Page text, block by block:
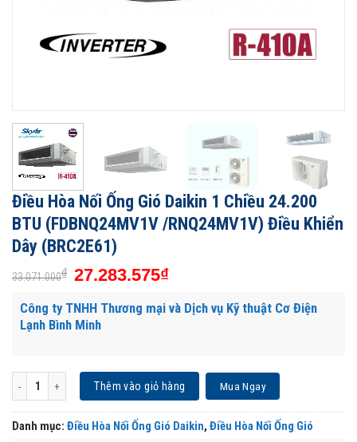
Điều Hòa Nối Ống Gió Daikin 1 Chiều 24.200
BTU (FDBNQ24MV1V /RNQ24MV1V) Điều Khiển
Dây (BRC2E61)
33.071.000₫ 27.283.575₫
Công ty TNHH Thương mại và Dịch vụ Kỹ thuật Cơ Điện
Lạnh Bình Minh
Điều Hòa Nối Ống Gió Daikin 1 Chiều 24.200 BTU (FDBNQ24MV1V /RNQ24MV1V)
Thêm vào giỏ hàng Mua Ngay
Danh mục: Điều Hòa Nối Ống Gió Daikin, Điều Hòa Nối Ống Gió